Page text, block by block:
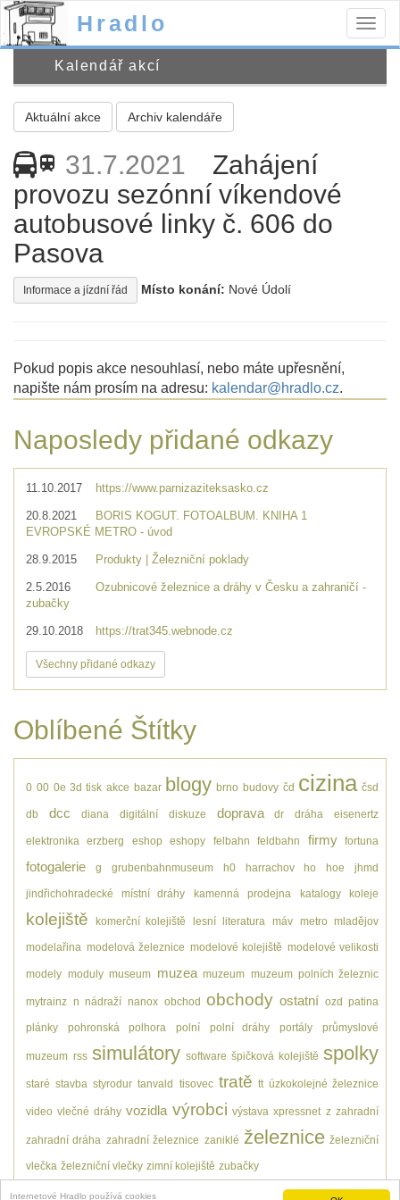
Internetové Hradlo používá cookies
Hradlo
Kalendář akcí
Aktuální akce Archiv kalendáře
train 31.7.2021
Zahájení
provozu sezónní víkendové
autobusové linky č. 606 do
Pasova
Informace a jízdní řád Místo konání: Nové Údolí
Pokud popis akce nesouhlasí, nebo máte upřesnění,
napište nám prosím na adresu: kalendar@hradlo.cz.
Naposledy přidané odkazy
11.10.2017 https://www.parnizaziteksasko.cz
20.8.2021
BORIS KOGUT. FOTOALBUM. KNIHA 1
EVROPSKÉ METRO - úvod
28.9.2015 Produkty | Železniční poklady
2.5.2016
Ozubnicové železnice a dráhy v Česku a zahraničí -
zubačky
29.10.2018 https://trat345.webnode.cz
Všechny přidané odkazy
Oblíbené Štítky
0 00 0e 3d tisk akce bazar blogy brno budovy čd cizina čsd
db dcc diana digitální diskuze doprava dr dráha eisenertz
elektronika erzberg eshop eshopy felbahn feldbahn firmy fortuna
fotogalerie g grubenbahnmuseum h0 harrachov ho hoe jhmd
jindřichohradecké místní dráhy kamenná prodejna katalogy koleje
kolejiště komerční kolejiště lesní literatura máv metro mladějov
modelařina modelová železnice modelové kolejiště modelové velikosti
modely moduly museum muzea muzeum muzeum polních železnic
mytrainz n nádraží nanox obchod obchody ostatní ozd patina
plánky pohronská polhora polní polní dráhy portály průmyslové
muzeum rss simulátory software špičková kolejiště spolky
staré stavba styrodur tanvald tisovec tratě tt úzkokolejné železnice
video vlečné dráhy vozidla výrobci výstava xpressnet z zahradní
zahradní dráha zahradní železnice zaniklé železnice železniční
vlečka železniční vlečky zimní kolejiště zubačky